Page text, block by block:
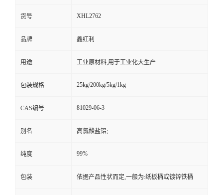
货号 XHL2762
品牌 鑫红利
用途 工业原材料,用于工业化大生产
包装规格 25kg/200kg/5kg/1kg
CAS编号 81029-06-3
别名 高氯酸盐铝;
纯度 99%
包装 依据产品性状而定,一般为:纸板桶或镀锌铁桶